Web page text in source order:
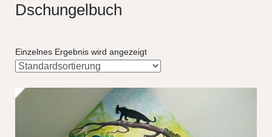
Dschungelbuch
Einzelnes Ergebnis wird angezeigt